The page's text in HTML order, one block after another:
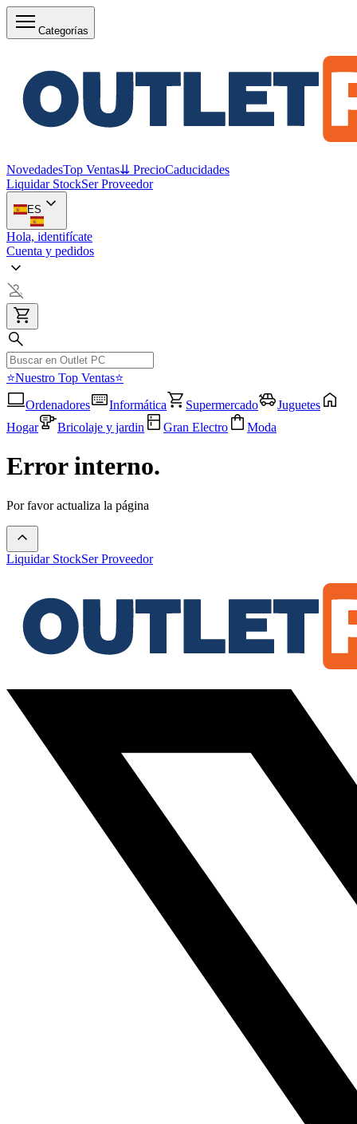
Categorías
NovedadesTop Ventas⇊ PrecioCaducidades
Liquidar StockSer Proveedor
ES
Hola, identifícate
Cuenta y pedidos
⭐Nuestro Top Ventas⭐
Ordenadores
Informática Supermercado
Juguetes
Hogar
Bricolaje y jardin Gran Electro Moda
Error interno.
Por favor actualiza la página
Liquidar StockSer Proveedor